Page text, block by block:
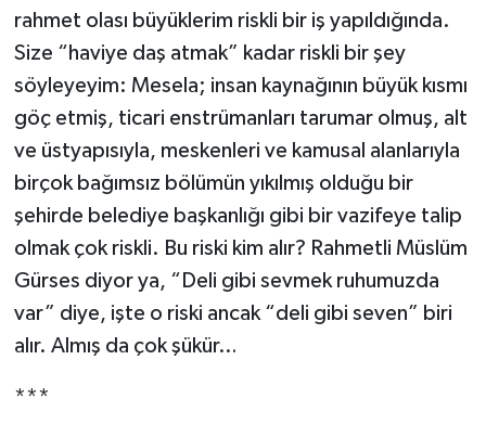
rahmet olası büyüklerim riskli bir iş yapıldığında.
Size “haviye daş atmak” kadar riskli bir şey
söyleyeyim: Mesela; insan kaynağının büyük kısmı
göç etmiş, ticari enstrümanları tarumar olmuş, alt
ve üstyapısıyla, meskenleri ve kamusal alanlarıyla
birçok bağımsız bölümün yıkılmış olduğu bir
şehirde belediye başkanlığı gibi bir vazifeye talip
olmak çok riskli. Bu riski kim alır? Rahmetli Müslüm
Gürses diyor ya, “Deli gibi sevmek ruhumuzda
var” diye, işte o riski ancak “deli gibi seven” biri
alır. Almış da çok şükür…
***